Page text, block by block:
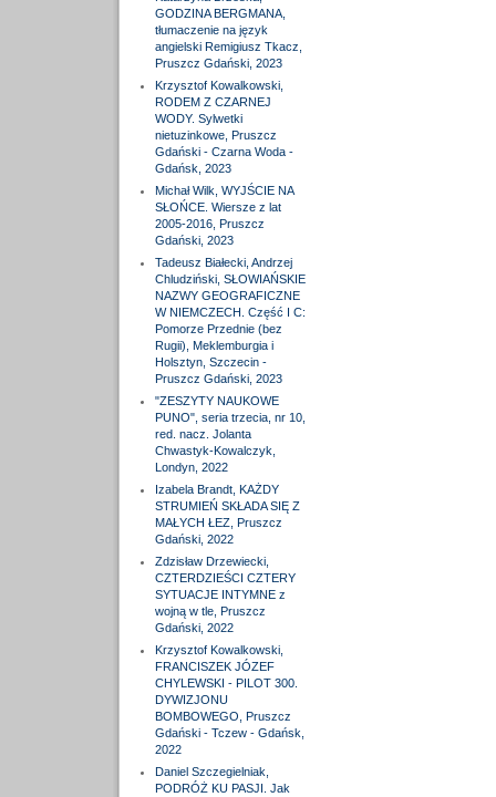
GODZINA BERGMANA,
tłumaczenie na język
angielski Remigiusz Tkacz,
Pruszcz Gdański, 2023
Krzysztof Kowalkowski,
RODEM Z CZARNEJ
WODY. Sylwetki
nietuzinkowe, Pruszcz
Gdański - Czarna Woda -
Gdańsk, 2023
Michał Wilk, WYJŚCIE NA
SŁOŃCE. Wiersze z lat
2005-2016, Pruszcz
Gdański, 2023
Tadeusz Białecki, Andrzej
Chludziński, SŁOWIAŃSKIE
NAZWY GEOGRAFICZNE
W NIEMCZECH. Część I C:
Pomorze Przednie (bez
Rugii), Meklemburgia i
Holsztyn, Szczecin -
Pruszcz Gdański, 2023
"ZESZYTY NAUKOWE
PUNO", seria trzecia, nr 10,
red. nacz. Jolanta
Chwastyk-Kowalczyk,
Londyn, 2022
Izabela Brandt, KAŻDY
STRUMIEŃ SKŁADA SIĘ Z
MAŁYCH ŁEZ, Pruszcz
Gdański, 2022
Zdzisław Drzewiecki,
CZTERDZIEŚCI CZTERY
SYTUACJE INTYMNE z
wojną w tle, Pruszcz
Gdański, 2022
Krzysztof Kowalkowski,
FRANCISZEK JÓZEF
CHYLEWSKI - PILOT 300.
DYWIZJONU
BOMBOWEGO, Pruszcz
Gdański - Tczew - Gdańsk,
2022
Daniel Szczegielniak,
PODRÓŻ KU PASJI. Jak